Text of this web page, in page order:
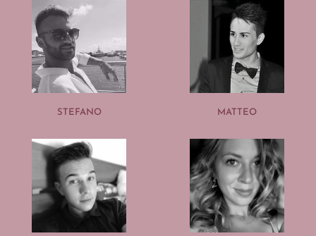
STEFANO MATTEO